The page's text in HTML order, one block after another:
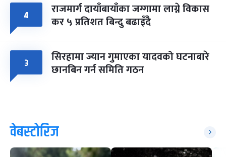
४ राजमार्ग दायाँबायाँका जग्गामा लाग्ने विकास
कर ५ प्रतिशत बिन्दु बढाइँदै
३ सिरहामा ज्यान गुमाएका यादवको घटनाबारे
छानबिन गर्न समिति गठन
वेबस्टोरिज